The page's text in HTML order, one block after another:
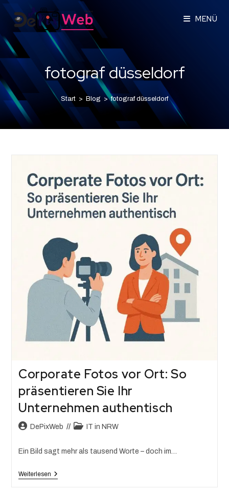
MENÜ
fotograf düsseldorf
Start > Blog > fotograf düsseldorf
Corporate Fotos vor Ort: So
präsentieren Sie Ihr
Unternehmen authentisch
DePixWeb IT in NRW
Ein Bild sagt mehr als tausend Worte – doch im…
Weiterlesen